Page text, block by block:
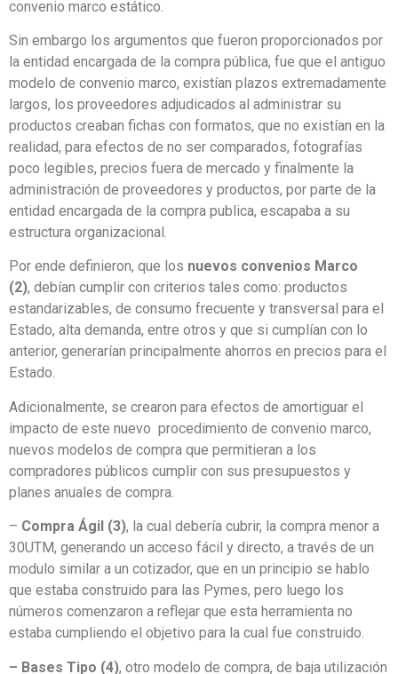
convenio marco estático.
Sin embargo los argumentos que fueron proporcionados por
la entidad encargada de la compra pública, fue que el antiguo
modelo de convenio marco, existían plazos extremadamente
largos, los proveedores adjudicados al administrar su
productos creaban fichas con formatos, que no existían en la
realidad, para efectos de no ser comparados, fotografías
poco legibles, precios fuera de mercado y finalmente la
administración de proveedores y productos, por parte de la
entidad encargada de la compra publica, escapaba a su
estructura organizacional.
Por ende definieron, que los nuevos convenios Marco
(2), debían cumplir con criterios tales como: productos
estandarizables, de consumo frecuente y transversal para el
Estado, alta demanda, entre otros y que si cumplían con lo
anterior, generarían principalmente ahorros en precios para el
Estado.
Adicionalmente, se crearon para efectos de amortiguar el
impacto de este nuevo procedimiento de convenio marco,
nuevos modelos de compra que permitieran a los
compradores públicos cumplir con sus presupuestos y
planes anuales de compra.
– Compra Ágil (3), la cual debería cubrir, la compra menor a
30UTM, generando un acceso fácil y directo, a través de un
modulo similar a un cotizador, que en un principio se hablo
que estaba construido para las Pymes, pero luego los
números comenzaron a reflejar que esta herramienta no
estaba cumpliendo el objetivo para la cual fue construido.
– Bases Tipo (4), otro modelo de compra, de baja utilización